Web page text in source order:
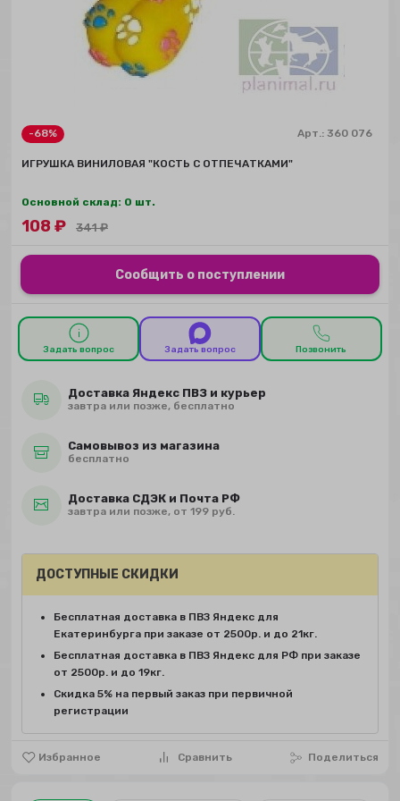
-68% Арт.:360 076
ИГРУШКА ВИНИЛОВАЯ "КОСТЬ С ОТПЕЧАТКАМИ"
Основной склад: 0 шт.
108 ₽ 341₽
Сообщить о поступлении
Задать вопрос Задать вопрос Позвонить
Доставка Яндекс ПВЗ и курьер
завтра или позже, бесплатно
Самовывоз из магазина
бесплатно
Доставка СДЭК и Почта РФ
завтра или позже, от 199 руб.
Избранное Сравнить Поделиться
ДОСТУПНЫЕ СКИДКИ
Бесплатная доставка в ПВЗ Яндекс для
Екатеринбурга при заказе от 2500р. и до 21кг.
Бесплатная доставка в ПВЗ Яндекс для РФ при заказе
от 2500р. и до 19кг.
Скидка 5% на первый заказ при первичной
регистрации